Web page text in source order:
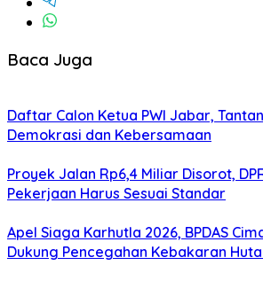
Baca Juga
Daftar Calon Ketua PWI Jabar,
Demokrasi dan Kebersamaan
Proyek Jalan Rp6,4 Miliar Disorot,
Pekerjaan Harus Sesuai Standar
Apel Siaga Karhutla 2026, BPDAS
Dukung Pencegahan Kebakaran